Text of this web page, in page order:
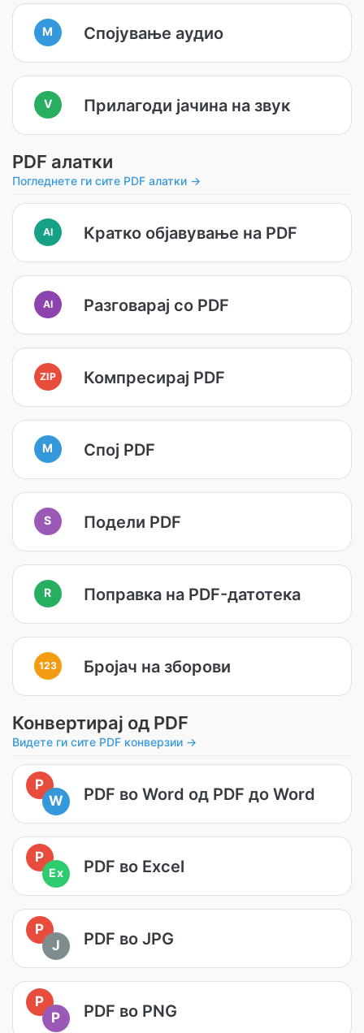
M Спојување аудио
V Прилагоди јачина на звук
PDF алатки
Погледнете ги сите PDF алатки →
AI Кратко објавување на PDF
AI Разговарај со PDF
ZIP Компресирај PDF
M Спој PDF
S Подели PDF
R Поправка на PDF-датотека
123 Бројач на зборови
Конвертирај од PDF
Видете ги сите PDF конверзии →
P
W
PDF во Word од PDF до Word
P
Ex PDF во Excel
P
J
PDF во JPG
P
P
PDF во PNG